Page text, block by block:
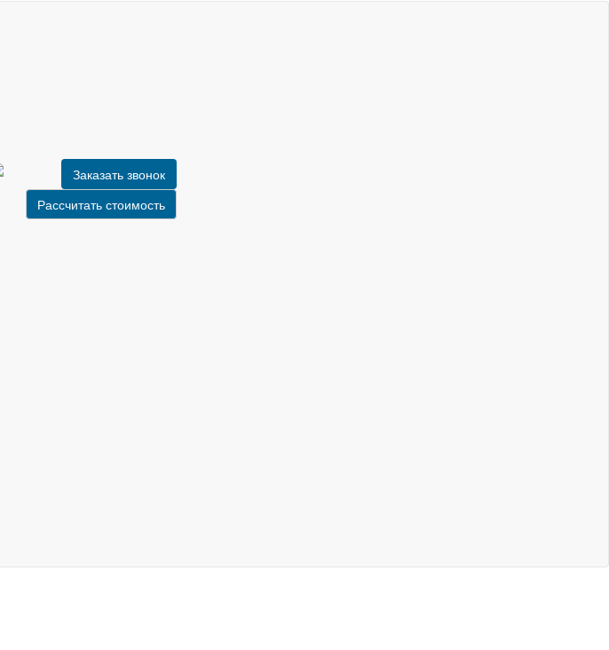
Заказать звонок
Рассчитать стоимость